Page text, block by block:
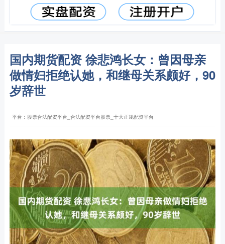
国内期货配资 徐悲鸿长女：曾因母亲
做情妇拒绝认她，和继母关系颇好，90
岁辞世
平台：股票合法配资平台_合法配资平台股票_十大正规配资平台